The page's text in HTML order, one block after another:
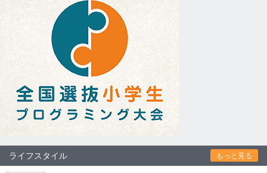
ライフスタイル もっと見る